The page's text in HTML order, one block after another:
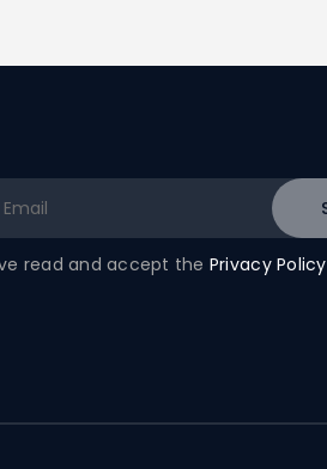
read and accept the Privacy Policy